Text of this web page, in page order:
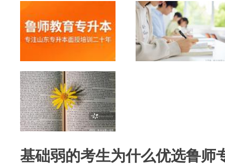
基础弱的考生为什么优选鲁师